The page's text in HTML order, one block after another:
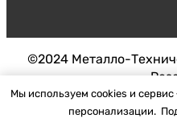
©2024 Металло-
Разработка
Мы используем cookies и
персонализации.